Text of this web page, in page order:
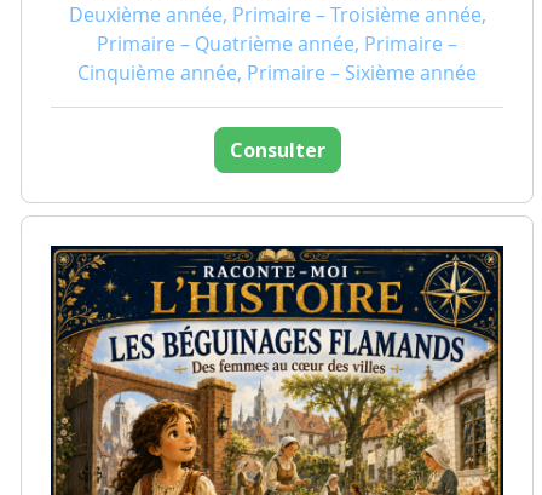
Deuxième année, Primaire – Troisième année,
Primaire – Quatrième année, Primaire –
Cinquième année, Primaire – Sixième année
Consulter